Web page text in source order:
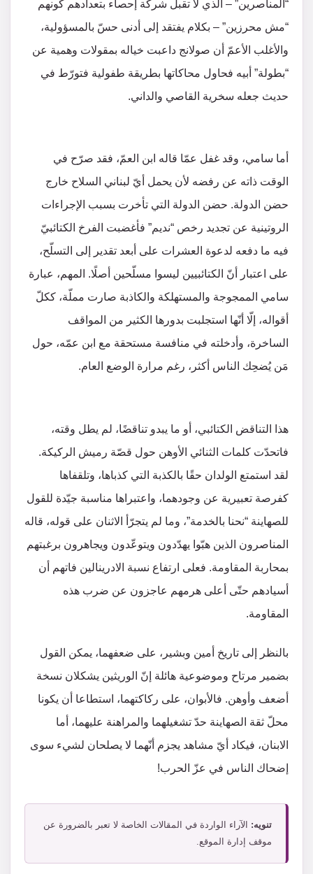
“المناصرين” – الذي لا تقبل شركة إحصاء بتعدادهم كونهم
“مش محرزين” – بكلام يفتقد إلى أدنى حسّ بالمسؤولية،
والأغلب الأعمّ أن صولانج داعبت خياله بمقولات وهمية عن
“بطولة” أبيه فحاول محاكاتها بطريقة طفولية فتورّط في
حديث جعله سخرية القاصي والداني.
أما سامي، وقد غفل عمّا قاله ابن العمّ، فقد صرّح في
الوقت ذاته عن رفضه لأن يحمل أيّ لبناني السلاح خارج
حضن الدولة. حضن الدولة التي تأخرت بسبب الإجراءات
الروتينية عن تجديد رخص “نديم” فأغضبت الفرخ الكتائبيّ
فيه ما دفعه لدعوة العشرات على أبعد تقدير إلى التسلّح،
على اعتبار أنّ الكتائبيين ليسوا مسلّحين أصلًا. المهم، عبارة
سامي الممجوجة والمستهلكة والكاذبة صارت مملّة، ككلّ
أقواله، إلّا أنّها استجلبت بدورها الكثير من المواقف
الساخرة، وأدخلته في منافسة مستحقة مع ابن عمّه، حول
مَن يُضحِك الناس أكثر، رغم مرارة الوضع العام.
هذا التناقض الكتائبي، أو ما يبدو تناقضًا، لم يطل وقته،
فاتحدّت كلمات الثنائي الأوهن حول قصّة رميش الركيكة.
لقد استمتع الولدان حقًا بالكذبة التي كذباها، وتلقفاها
كفرصة تعبيرية عن وجودهما، واعتبراها مناسبة جيّدة للقول
للصهاينة “نحنا بالخدمة”، وما لم يتجرّأ الاثنان على قوله، قاله
المناصرون الذين هبّوا يهدّدون ويتوعّدون ويجاهرون برغبتهم
بمحاربة المقاومة. فعلى ارتفاع نسبة الادرينالين فاتهم أن
أسيادهم حتّى أعلى هرمهم عاجزون عن ضرب هذه
المقاومة.
بالنظر إلى تاريخ أمين وبشير، على ضعفهما، يمكن القول
بضمير مرتاح وموضوعية هائلة إنّ الوريثين يشكلان نسخة
أضعف وأوهن. فالأبوان، على ركاكتهما، استطاعا أن يكونا
محلّ ثقة الصهاينة حدّ تشغيلهما والمراهنة عليهما، أما
الابنان، فيكاد أيّ مشاهد يجزم أنّهما لا يصلحان لشيء سوى
إضحاك الناس في عزّ الحرب!
تنويه: الآراء الواردة في المقالات الخاصة لا تعبر بالضرورة عن
موقف إدارة الموقع.